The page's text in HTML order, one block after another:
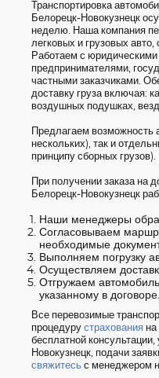
Транспортировка
Белорецк-Новокузнецк
неделю. Наша компания
легковых и грузовых авто,
Работаем с
предпринимателями,
частными заказчиками.
доставку груза включая:
воздушных подушках,
Предлагаем возможность
нескольких), так и
принципу сборных грузов).
При получении заказа на
Белорецк-Новокузнецк
Наши менеджеры
Согласовываем
необходимые
Выполняем погрузку
Осуществляем
Отгружаем
указанному в договоре.
Все перевозимые
процедуру страхования на
бесплатной
Новокузнецк, подачи
свяжитесь с менеджером